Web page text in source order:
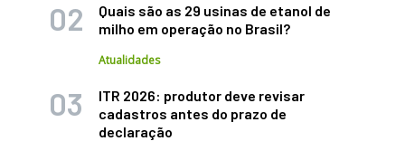
Quais são as 29 usinas de etanol de
milho em operação no Brasil?
Atualidades
ITR 2026: produtor deve revisar
cadastros antes do prazo de
declaração